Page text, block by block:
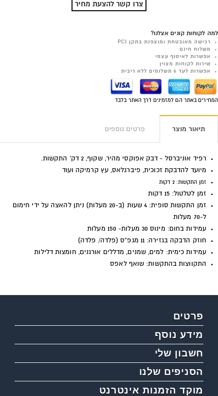
צרו קשר להצעת מחיר
למה לקוחות קונים אצלנו?
רכישה מאובטחת ומוצפנת בתקן PCI
משלוח חינם
אפשרות לאיסוף עצמי
שירות לקוחות מצוין
אפשרות לעד 6 תשלומים ללא ריבית
המחירים באתר הם למזמינים דרך האתר בלבד
תיאור מוצר פרטים נוספים
רפיד אוניברסל - דבק אפוקסי מהיר, שקוף, 2 דק' התקשות.
מיועד להדבקת זכוכית, פיברגלאס, עץ קרמיקה ועוד
זמן התקשות: 2 דקות
זמן לטלטול: 15 דקות
זמן התקשות סופית: 4 שעות (ב-20 מעלות) ניתן להאצה על ידי חימום
ל-70 מעלות
עמידות בחום: מינוס 30 מעלות- 150 מעלות
חוזק הדבקה בגזירה: 11 מגפ”ס (פלדה/ פלדה)
עמידות כימית: למים, שמנים, מדללים אורגנים, חומצות דלילות
התקווצות בהתקשות: שואף לאפס
פרטים
מידע נוסף
חשבון שלי
הסניפים שלנו
מוקד הזמנות אינטרנט